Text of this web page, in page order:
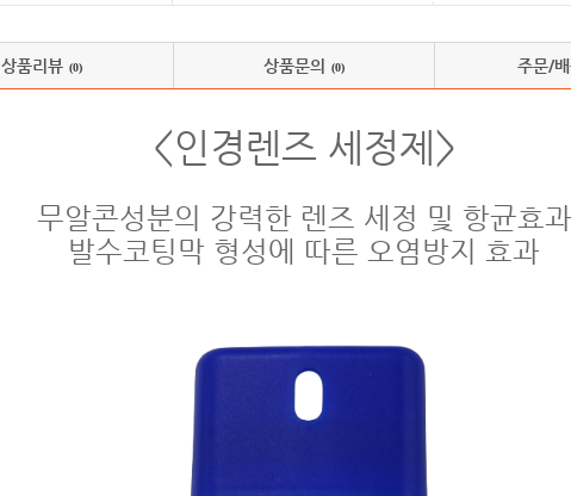
상품리뷰 (0) 상품문의 (0) 주문/
<인경렌즈 세정제>
무알콘성분의 강력한 렌즈 세정 및 항균효과
발수코팅막 형성에 따른 오염방지 효과